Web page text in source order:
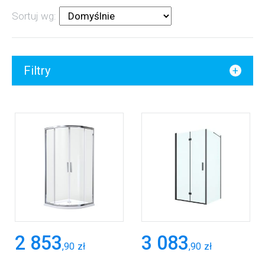
Sortuj wg:
Filtry
2 853,90 zł 3 083,90 zł